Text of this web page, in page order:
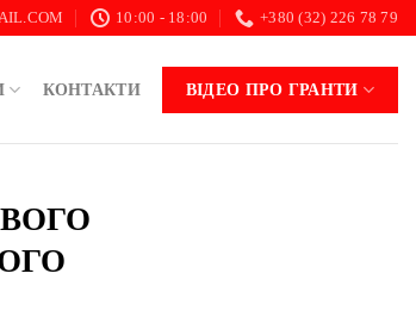
10:00 - 18:00 +380 (32) 226 78 79
КОНТАКТИ ВІДЕО ПРО ГРАНТИ